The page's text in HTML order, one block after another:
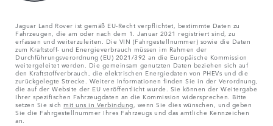
Jaguar Land Rover ist gemäß EU-Recht verpflichtet, bestimmte Daten zu
Fahrzeugen, die am oder nach dem 1. Januar 2021 registriert sind, zu
erfassen und weiterzuleiten. Die VIN (Fahrgestellnummer) sowie die Daten
zum Kraftstoff- und Energieverbrauch müssen im Rahmen der
Durchführungsverordnung (EU) 2021/392 an die Europäische Kommission
weitergeleitet werden. Die gemeinsam genutzten Daten beziehen sich auf
den Kraftstoffverbrauch, die elektrischen Energiedaten von PHEVs und die
zurückgelegte Strecke. Weitere Informationen finden Sie in der Verordnung,
die auf der Website der EU veröffentlicht wurde. Sie können der Weitergabe
Ihrer spezifischen Fahrzeugdaten an die Kommission widersprechen. Bitte
setzen Sie sich mit uns in Verbindung , wenn Sie dies wünschen, und geben
Sie die Fahrgestellnummer Ihres Fahrzeugs und das amtliche Kennzeichen
an.